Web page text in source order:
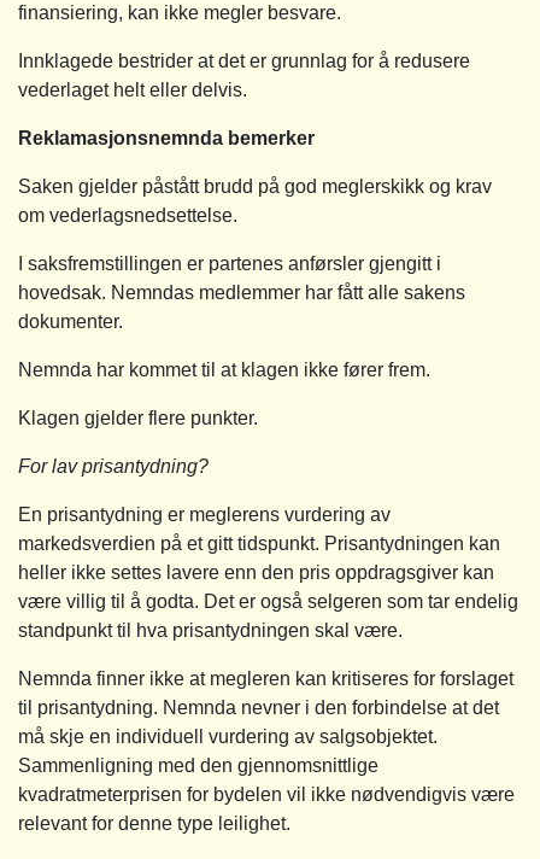
finansiering, kan ikke megler besvare.
Innklagede bestrider at det er grunnlag for å redusere
vederlaget helt eller delvis.
Reklamasjonsnemnda bemerker
Saken gjelder påstått brudd på god meglerskikk og krav
om vederlagsnedsettelse.
I saksfremstillingen er partenes anførsler gjengitt i
hovedsak. Nemndas medlemmer har fått alle sakens
dokumenter.
Nemnda har kommet til at klagen ikke fører frem.
Klagen gjelder flere punkter.
For lav prisantydning?
En prisantydning er meglerens vurdering av
markedsverdien på et gitt tidspunkt. Prisantydningen kan
heller ikke settes lavere enn den pris oppdragsgiver kan
være villig til å godta. Det er også selgeren som tar endelig
standpunkt til hva prisantydningen skal være.
Nemnda finner ikke at megleren kan kritiseres for forslaget
til prisantydning. Nemnda nevner i den forbindelse at det
må skje en individuell vurdering av salgsobjektet.
Sammenligning med den gjennomsnittlige
kvadratmeterprisen for bydelen vil ikke nødvendigvis være
relevant for denne type leilighet.